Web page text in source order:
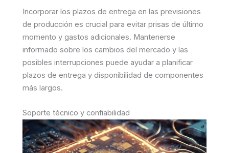
Incorporar los plazos de entrega en las previsiones
de producción es crucial para evitar prisas de último
momento y gastos adicionales. Mantenerse
informado sobre los cambios del mercado y las
posibles interrupciones puede ayudar a planificar
plazos de entrega y disponibilidad de componentes
más largos.
Soporte técnico y confiabilidad